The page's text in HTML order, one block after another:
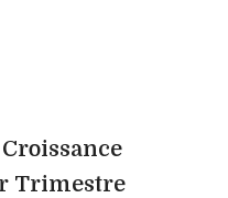
Trimestre